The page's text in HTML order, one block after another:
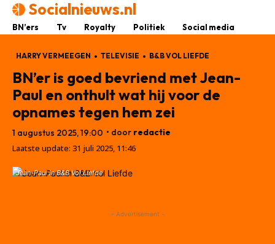
Socialnieuws.nl
BN’ers Tv Royalty Politiek Social media
HARRY VERMEEGEN TELEVISIE B&B VOL LIEFDE
BN’er is goed bevriend met Jean-
Paul en onthult wat hij voor de
opnames tegen hem zei
1 augustus 2025, 19:00 • door redactie
Laatste update: 31 juli 2025, 11:46
Jean-Paul in B&B Vol Liefde
- Advertisement -